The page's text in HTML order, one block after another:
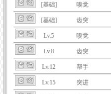
[基础] 嗅觉
[基础] 齿突
Lv.5 嗅觉
Lv.8 齿突
Lv.12 帮手
Lv.15 突进